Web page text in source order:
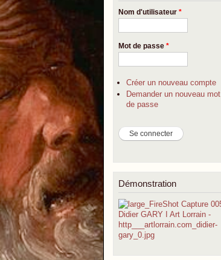
Nom d'utilisateur *
Mot de passe *
Créer un nouveau compte
Demander un nouveau mot
de passe
Démonstration